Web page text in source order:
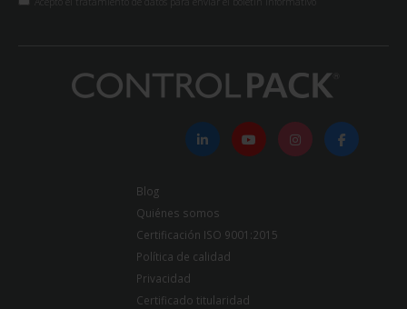
Blog
Quiénes somos
Certificación ISO 9001:2015
Política de calidad
Privacidad
Certificado titularidad